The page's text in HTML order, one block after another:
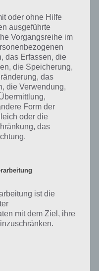
diese verzichten. Erst im
freigeschaltet hast und
optisch schöner
nur, wenn
Panacea, welches
Tipp können wir sagen,
dieser auf 0 ist und du
Das Upgrade kostet nur
Hospital ein
Empfang und sind mittels
an, werden dir deine
an, um zu schauen, ob ein
oder ohne Hilfe
ausgeführte
Vorgangsreihe im
das Erfassen, die
die Speicherung,
das
die Verwendung,
Form der
oder die
das
ist die
mit dem Ziel, ihre